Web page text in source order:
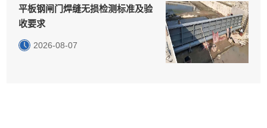
平板钢闸门焊缝无损检测标准及验
收要求
2026-08-07